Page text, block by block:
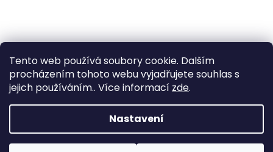
Tento web používá soubory cookie. Dalším
procházením tohoto webu vyjadřujete souhlas s
jejich používáním.. Více informací zde.
Nastavení
Vytvořil Shoptet
Copyright 2026WintersportHK. Všechna práva